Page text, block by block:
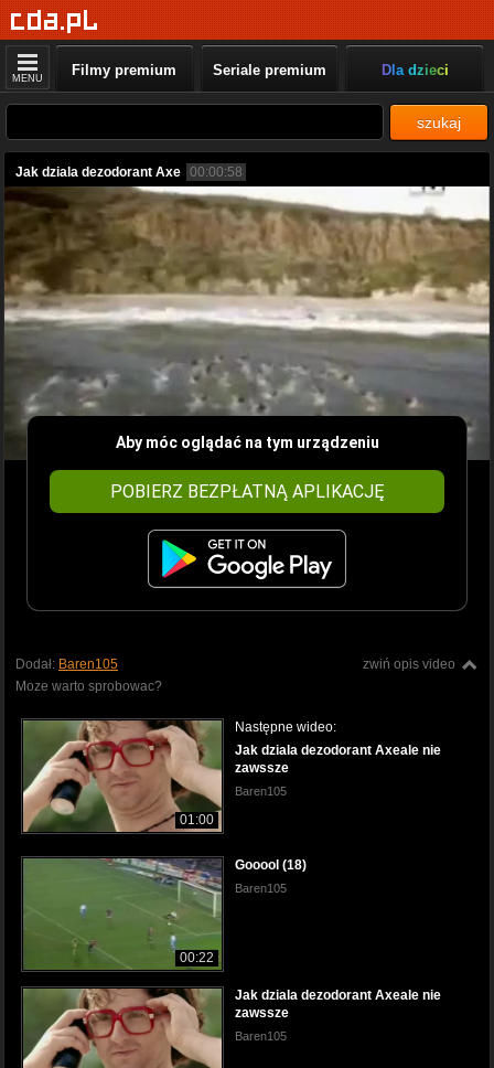
MENU Filmy premium Seriale premium Dla dzieci
szukaj
Jak dziala dezodorant Axe 00:00:58
Aby móc oglądać na tym urządzeniu
POBIERZ BEZPŁATNĄ APLIKACJĘ
zwiń opis video
Dodał: Baren105
Moze warto sprobowac?
01:00
Następne wideo:
Jak dziala dezodorant Axeale nie
zawssze
Baren105
00:22
Gooool (18)
Baren105
Jak dziala dezodorant Axeale nie
zawssze
Baren105